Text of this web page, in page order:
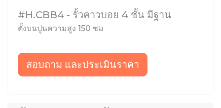
#H.CBB4 - รั้วคาวบอย 4 ชั้น มีฐาน
ตั้งบนปูนความสูง 150 ซม
สอบถาม และประเมินราคา